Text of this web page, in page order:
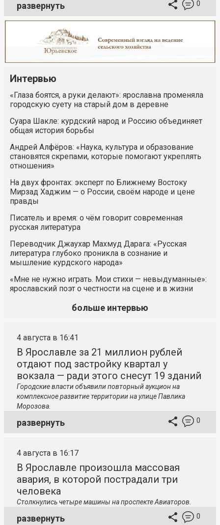
развернуть 0
Интервью
«Глаза боятся, а руки делают»: ярославна променяла
городскую суету на старый дом в деревне
Суара Шакле: курдский народ и Россию объединяет
общая история борьбы
Андрей Алфёров: «Наука, культура и образование
становятся скрепами, которые помогают укреплять
отношения»
На двух фронтах: эксперт по Ближнему Востоку
Мирзад Хаджим — о России, своём народе и цене
правды
Писатель и время: о чём говорит современная
русская литература
Переводчик Джаухар Махмуд Дарага: «Русская
литература глубоко проникла в сознание и
мышление курдского народа»
«Мне не нужно играть. Мои стихи — невыдуманные»:
ярославский поэт о честности на сцене и в жизни
больше интервью
4 августа в 16:41
В Ярославле за 21 миллион рублей
отдают под застройку квартал у
вокзала — ради этого снесут 19 зданий
Городские власти объявили повторный аукцион на
комплексное развитие территории на улице Павлика
Морозова.
развернуть 0
4 августа в 16:17
В Ярославле произошла массовая
авария, в которой пострадали три
человека
Столкнулись четыре машины на проспекте Авиаторов.
развернуть 0